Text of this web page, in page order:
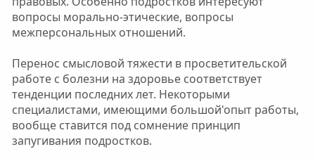
вопросы морально-этические, вопросы
межперсональных отношений.
Перенос смысловой тяжести в просветительской
работе с болезни на здоровье соответствует
тенденции последних лет. Некоторыми
специалистами, имеющими большой'опыт работы,
вообще ставится под сомнение принцип
запугивания подростков.